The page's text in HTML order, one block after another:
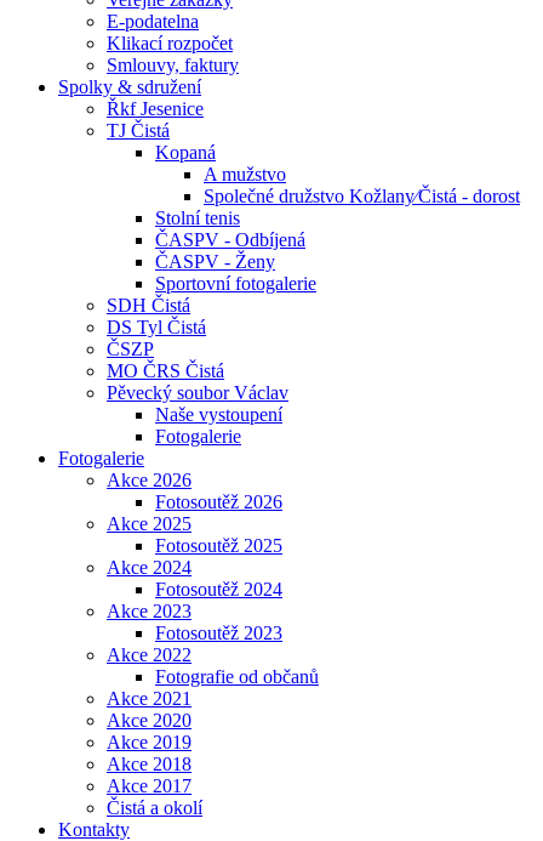
E-podatelna
Klikací rozpočet
Smlouvy, faktury
Spolky & sdružení
Řkf Jesenice
TJ Čistá
Kopaná
A mužstvo
Společné družstvo Kožlany⁄Čistá - dorost
Stolní tenis
ČASPV - Odbíjená
ČASPV - Ženy
Sportovní fotogalerie
SDH Čistá
DS Tyl Čistá
ČSZP
MO ČRS Čistá
Pěvecký soubor Václav
Naše vystoupení
Fotogalerie
Fotogalerie
Akce 2026
Fotosoutěž 2026
Akce 2025
Fotosoutěž 2025
Akce 2024
Fotosoutěž 2024
Akce 2023
Fotosoutěž 2023
Akce 2022
Fotografie od občanů
Akce 2021
Akce 2020
Akce 2019
Akce 2018
Akce 2017
Čistá a okolí
Kontakty